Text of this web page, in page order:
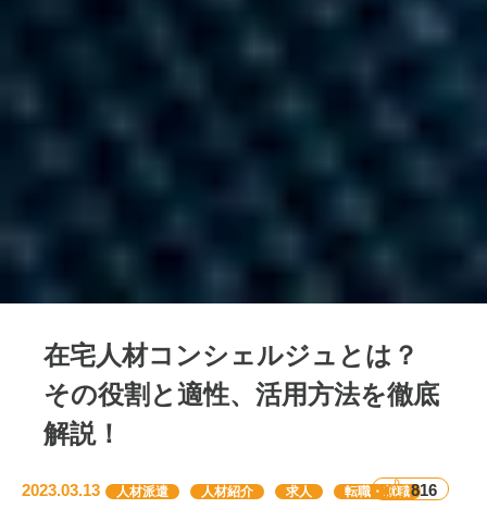
在宅人材コンシェルジュとは？
その役割と適性、活用方法を徹底
解説！
2023.03.13 人材派遣 人材紹介 求人 転職・就職816